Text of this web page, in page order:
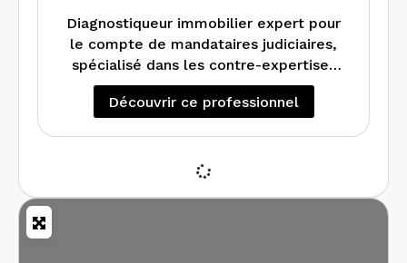
Diagnostiqueur immobilier expert pour
le compte de mandataires judiciaires,
spécialisé dans les contre-expertises
de diagnostics de performance
énergétique et de métrage. Réalise
Découvrir ce professionnel